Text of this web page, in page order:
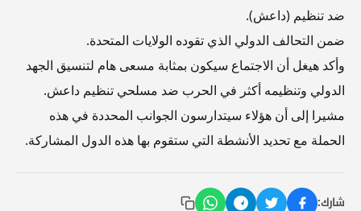
ضد تنظيم (داعش).
ضمن التحالف الدولي الذي تقوده الولايات المتحدة.
وأكد هيغل أن الاجتماع سيكون بمثابة مسعى هام لتنسيق الجهد
الدولي وتنظيمه أكثر في الحرب ضد مسلحي تنظيم داعش.
مشيرا إلى أن هؤلاء سيتدارسون الجوانب المحددة في هذه
الحملة مع تحديد الأنشطة التي ستقوم بها هذه الدول المشاركة.
شارك: